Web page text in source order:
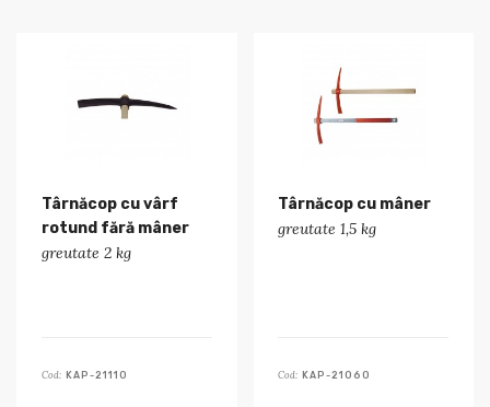
Târnăcop cu vârf
rotund fără mâner
greutate 2 kg
Cod: KAP-21110
Târnăcop cu mâner
greutate 1,5 kg
Cod: KAP-21060